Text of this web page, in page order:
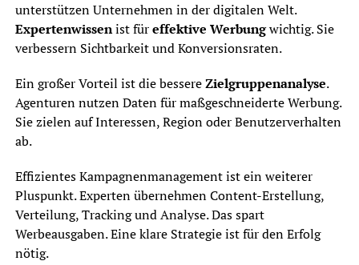
unterstützen Unternehmen in der digitalen Welt.
Expertenwissenist füreffektive Werbungwichtig. Sie
verbessern Sichtbarkeit und Konversionsraten.
Ein großer Vorteil ist die bessereZielgruppenanalyse.
Agenturen nutzen Daten für maßgeschneiderte Werbung.
Sie zielen auf Interessen, Region oder Benutzerverhalten
ab.
Effizientes Kampagnenmanagement ist ein weiterer
Pluspunkt. Experten übernehmen Content-Erstellung,
Verteilung, Tracking und Analyse. Das spart
Werbeausgaben. Eine klare Strategie ist für den Erfolg
nötig.